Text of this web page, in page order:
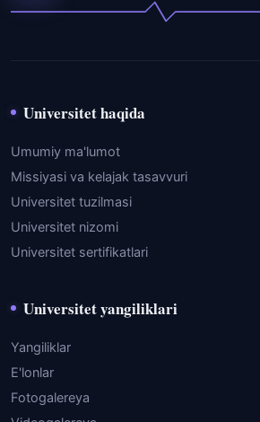
Universitet haqida
Umumiy ma'lumot
Missiyasi va kelajak tasavvuri
Universitet tuzilmasi
Universitet nizomi
Universitet sertifikatlari
Universitet yangiliklari
Yangiliklar
E'lonlar
Fotogalereya